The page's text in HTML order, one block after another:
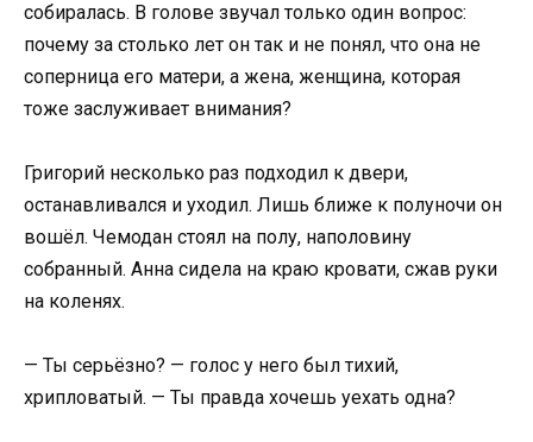
собиралась. В голове звучал только один вопрос:
почему за столько лет он так и не понял, что она не
соперница его матери, а жена, женщина, которая
тоже заслуживает внимания?
Григорий несколько раз подходил к двери,
останавливался и уходил. Лишь ближе к полуночи он
вошёл. Чемодан стоял на полу, наполовину
собранный. Анна сидела на краю кровати, сжав руки
на коленях.
— Ты серьёзно? — голос у него был тихий,
хрипловатый. — Ты правда хочешь уехать одна?